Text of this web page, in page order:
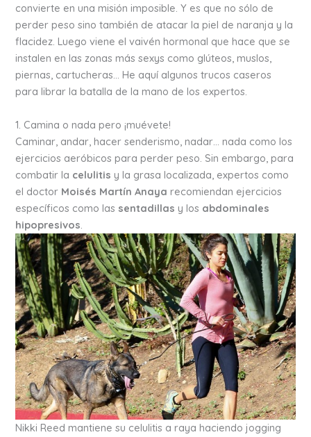
convierte en una misión imposible. Y es que no sólo de
perder peso sino también de atacar la piel de naranja y la
flacidez. Luego viene el vaivén hormonal que hace que se
instalen en las zonas más sexys como glúteos, muslos,
piernas, cartucheras… He aquí algunos trucos caseros
para librar la batalla de la mano de los expertos.
1. Camina o nada pero ¡muévete!
Caminar, andar, hacer senderismo, nadar… nada como los
ejercicios aeróbicos para perder peso. Sin embargo, para
combatir la celulitis y la grasa localizada, expertos como
el doctor Moisés Martín Anaya recomiendan ejercicios
específicos como las sentadillas y los abdominales
hipopresivos.
Nikki Reed mantiene su celulitis a raya haciendo jogging